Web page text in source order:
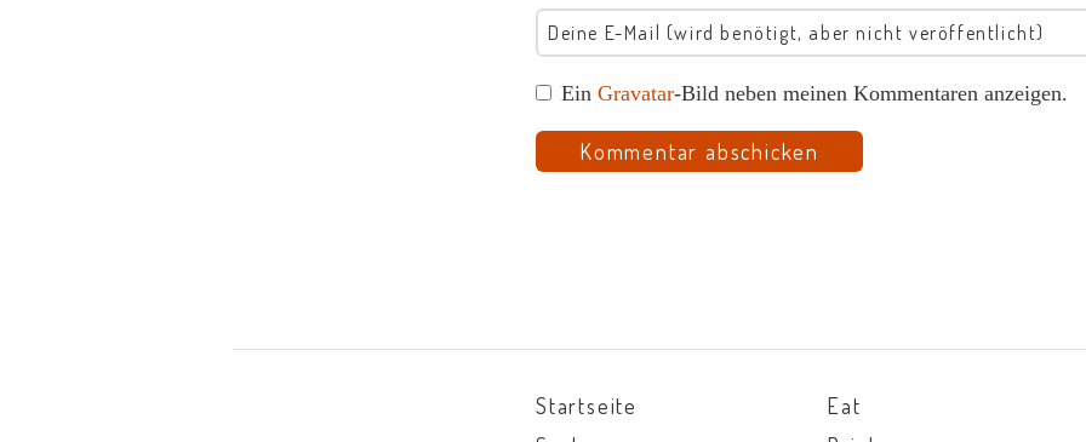
EinGravatar-Bild neben meinen Kommentaren anzeigen.
Startseite
Eat